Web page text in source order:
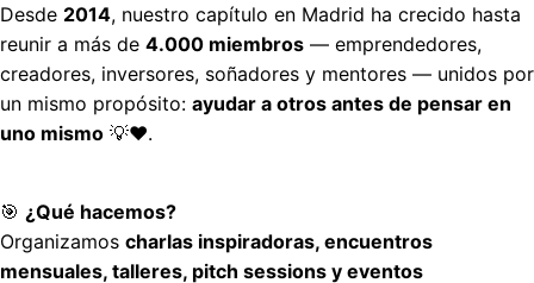
Desde 2014, nuestro capítulo en Madrid ha crecido hasta
reunir a más de 4.000 miembros — emprendedores,
creadores, inversores, soñadores y mentores — unidos por
un mismo propósito: ayudar a otros antes de pensar en
uno mismo 💡❤️.
🎯 ¿Qué hacemos?
Organizamos charlas inspiradoras, encuentros
mensuales, talleres, pitch sessions y eventos